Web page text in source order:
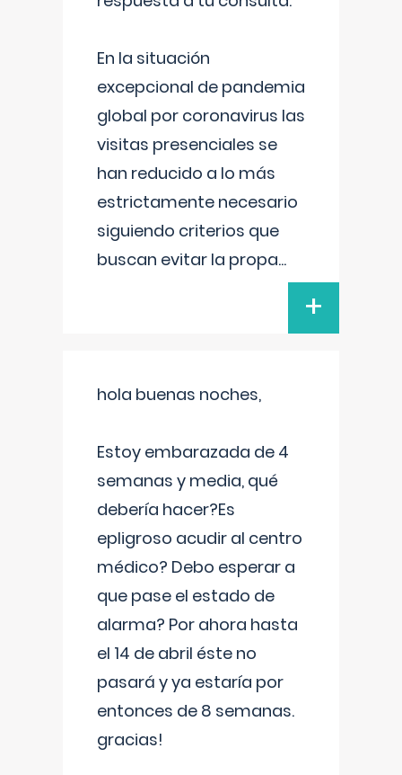
En la situación
excepcional de pandemia
global por coronavirus las
visitas presenciales se
han reducido a lo más
estrictamente necesario
siguiendo criterios que
buscan evitar la propa...
+
hola buenas noches,
Estoy embarazada de 4
semanas y media, qué
debería hacer?Es
epligroso acudir al centro
médico? Debo esperar a
que pase el estado de
alarma? Por ahora hasta
el 14 de abril éste no
pasará y ya estaría por
entonces de 8 semanas.
gracias!